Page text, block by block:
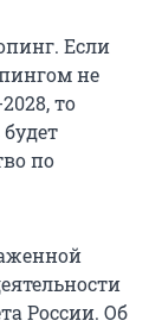
Если
не
то
по
России. Об